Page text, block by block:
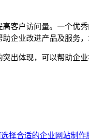
客户访问量。一个优
企业改进产品及服务
出体现，可以帮助企
择合适的企业网站制作